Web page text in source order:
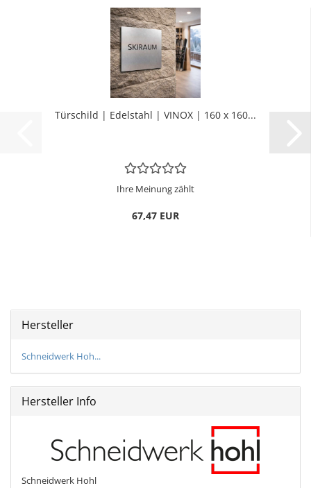
Tür­schild | Edel­stahl | VINOX | 160 x 160...
Ihre Meinung zählt
67,47 EUR
Hersteller
Schneidwerk Hoh...
Hersteller Info
Schneidwerk Hohl